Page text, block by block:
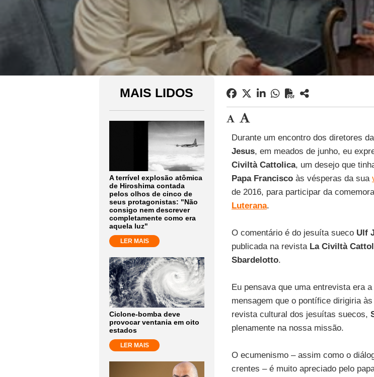
MAIS LIDOS
A terrível explosão atômica
de Hiroshima contada
pelos olhos de cinco de
seus protagonistas: "Não
consigo nem descrever
completamente como era
aquela luz"
LER MAIS
Ciclone-bomba deve
provocar ventania em oito
estados
LER MAIS
Durante um encontro dos diretores
Jesus, em meados de junho, eu
Civiltà Cattolica, um desejo que
Papa Franciscoàs vésperas da sua
de 2016, para participar da
Luterana.
O comentário é do jesuíta sueco Ulf
publicada na revista La Civiltà
Sbardelotto.
Eu pensava que uma entrevista era
mensagem que o pontífice dirigiria
revista cultural dos jesuítas suecos,
plenamente na nossa missão.
O ecumenismo – assim como o
crentes – é muito apreciado pelo